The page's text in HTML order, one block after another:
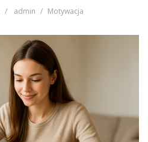
admin Motywacja